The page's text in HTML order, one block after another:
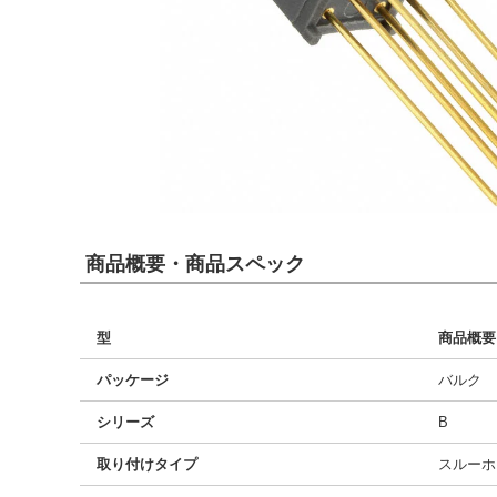
商品概要・商品スペック
型 商品概要
パッケージ バルク
シリーズ B
取り付けタイプ スルー